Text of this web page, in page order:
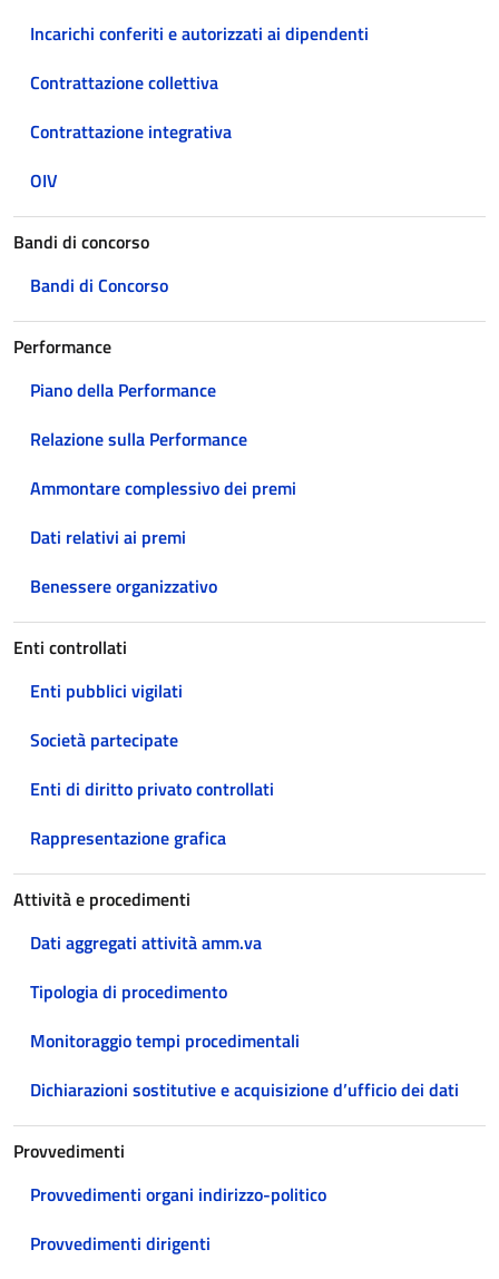
Incarichi conferiti e autorizzati ai dipendenti
Contrattazione collettiva
Contrattazione integrativa
OIV
Bandi di concorso
Bandi di Concorso
Performance
Piano della Performance
Relazione sulla Performance
Ammontare complessivo dei premi
Dati relativi ai premi
Benessere organizzativo
Enti controllati
Enti pubblici vigilati
Società partecipate
Enti di diritto privato controllati
Rappresentazione grafica
Attività e procedimenti
Dati aggregati attività amm.va
Tipologia di procedimento
Monitoraggio tempi procedimentali
Dichiarazioni sostitutive e acquisizione d’ufficio dei dati
Provvedimenti
Provvedimenti organi indirizzo-politico
Provvedimenti dirigenti